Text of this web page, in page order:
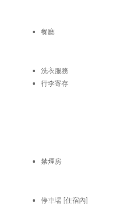
餐廳
洗衣服務
行李寄存
禁煙房
停車場 [住宿內]